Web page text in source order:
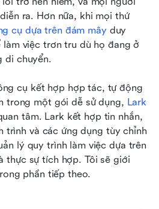
ra. Hơn nữa, khi mọi thứ
cụ dựa trên đám mây duy
làm việc trơn tru dù họ đang ở
di chuyển.
cụ kết hợp hợp tác, tự động
trong một gói dễ sử dụng, Lark
tâm. Lark kết hợp tin nhắn,
trình và các ứng dụng tùy chỉnh
lý quy trình làm việc dựa trên
thực sự tích hợp. Tôi sẽ giới
phần tiếp theo.